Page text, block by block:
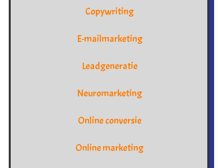
Copywriting
E-mailmarketing
Leadgeneratie
Neuromarketing
Online conversie
Online marketing